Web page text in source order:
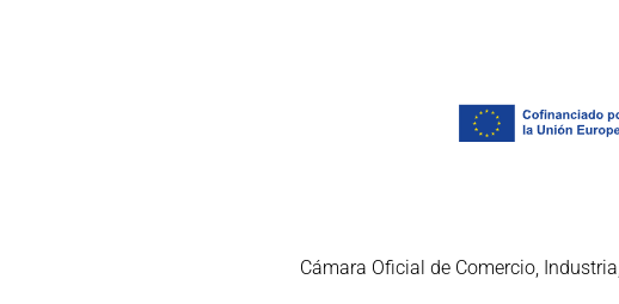
Cámara Oficial de Comercio,